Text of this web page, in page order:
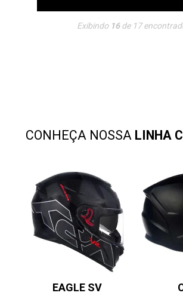
Exibindo 16de 17
CONHEÇA NOSSA LINHA
EAGLE SV